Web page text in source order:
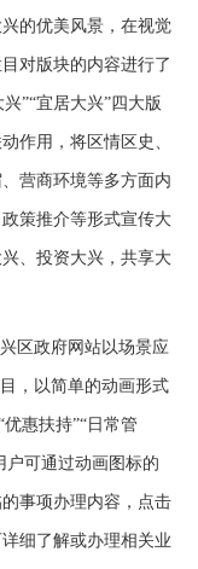
的优美风景，在视觉
对版块的内容进行了
”“宜居大兴”四大版
作用，将区情区史、
营商环境等多方面内
策推介等形式宣传大
、投资大兴，共享大
区政府网站以场景应
，以简单的动画形式
惠扶持”“日常管
户可通过动画图标的
事项办理内容，点击
细了解或办理相关业